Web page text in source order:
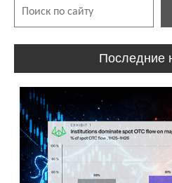
Последние